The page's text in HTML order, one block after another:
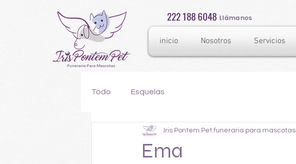
222 188 6048 Llámanos
inicio Nosotros Servicios
Todo Esquelas
Ema
Iris Pontem Pet funeraria para mascotas